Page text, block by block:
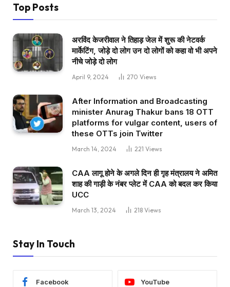
Top Posts
अरविंद केजरीवाल ने तिहाड़ जेल में शुरू की नेटवर्क
मार्केटिंग, जोड़े दो लोग उन दो लोगों को कहा वो भी अपने
नीचे जोड़े दो लोग
April 9, 2024 270 Views
After Information and Broadcasting
minister Anurag Thakur bans 18 OTT
platforms for vulgar content, users of
these OTTs join Twitter
March 14, 2024 221 Views
CAA लागू होने के अगले दिन ही गृह मंत्रालय ने अमित
शाह की गाड़ी के नंबर प्लेट में CAA को बदल कर किया
UCC
March 13, 2024 218 Views
Stay In Touch
Facebook YouTube